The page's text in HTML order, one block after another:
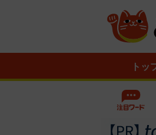
トッ